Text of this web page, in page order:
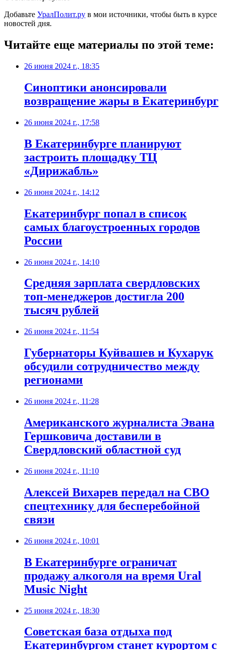
Добавьте УралПолит.ру в мои источники, чтобы быть в курсе
новостей дня.
Читайте еще материалы по этой теме:
26 июня 2024 г., 18:35
Синоптики анонсировали
возвращение жары в Екатеринбург
26 июня 2024 г., 17:58
В Екатеринбурге планируют
застроить площадку ТЦ
«Дирижабль»
26 июня 2024 г., 14:12
Екатеринбург попал в список
самых благоустроенных городов
России
26 июня 2024 г., 14:10
Средняя зарплата свердловских
топ-менеджеров достигла 200
тысяч рублей
26 июня 2024 г., 11:54
Губернаторы Куйвашев и Кухарук
обсудили сотрудничество между
регионами
26 июня 2024 г., 11:28
Американского журналиста Эвана
Гершковича доставили в
Свердловский областной суд
26 июня 2024 г., 11:10
Алексей Вихарев передал на СВО
спецтехнику для бесперебойной
связи
26 июня 2024 г., 10:01
В Екатеринбурге ограничат
продажу алкоголя на время Ural
Music Night
25 июня 2024 г., 18:30
Советская база отдыха под
Екатеринбургом станет курортом с